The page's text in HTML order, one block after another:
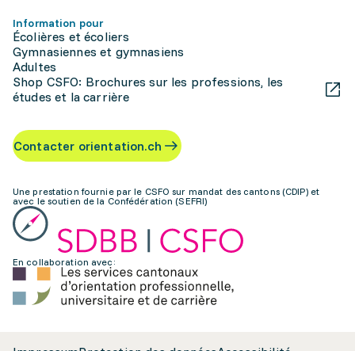
Information pour
Écolières et écoliers
Gymnasiennes et gymnasiens
Adultes
Shop CSFO: Brochures sur les professions, les
études et la carrière
Contacter orientation.ch
Une prestation fournie par le CSFO sur mandat des cantons (CDIP) et
avec le soutien de la Confédération (SEFRI)
En collaboration avec: